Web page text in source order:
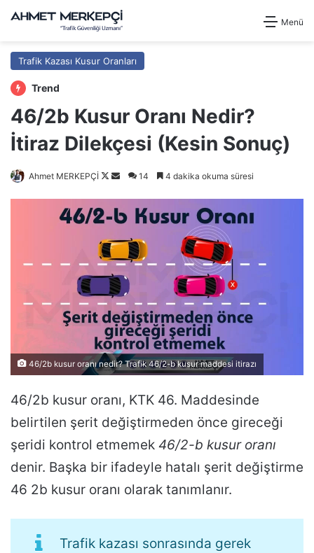
Menü
Trafik Kazası Kusur Oranları
Trend
46/2b Kusur Oranı Nedir?
İtiraz Dilekçesi (Kesin Sonuç)
Ahmet MERKEPÇİ
Follow
X
Bir
posta
göndermek
14 4 dakika okuma süresi
46/2b kusur oranı nedir? Trafik 46/2-b kusur maddesi itirazı
46/2b kusur oranı, KTK 46. Maddesinde
belirtilen şerit değiştirmeden önce gireceği
şeridi kontrol etmemek 46/2-b kusur oranı
denir. Başka bir ifadeyle hatalı şerit değiştirme
46 2b kusur oranı olarak tanımlanır.
Trafik kazası sonrasında gerek